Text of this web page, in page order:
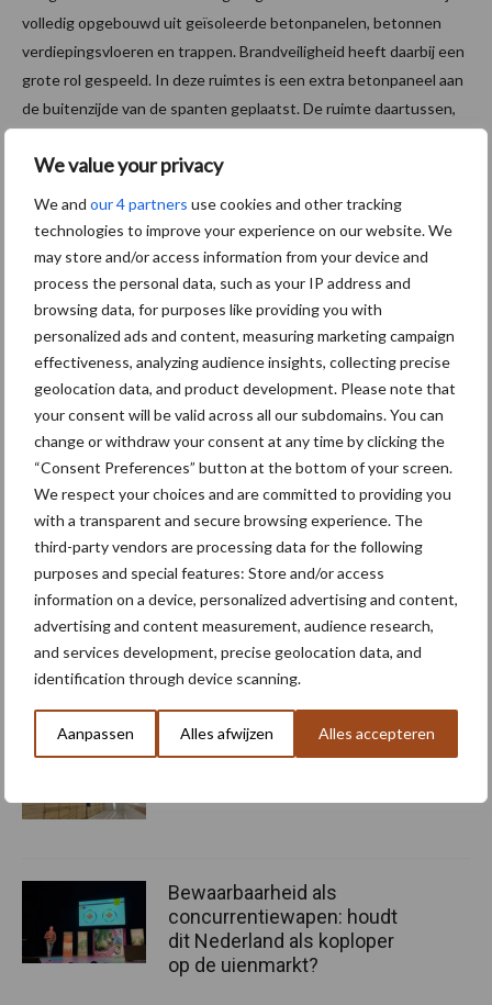
We value your privacy
We and our 4 partners use cookies and other tracking
technologies to improve your experience on our website. We
may store and/or access information from your device and
process the personal data, such as your IP address and
browsing data, for purposes like providing you with
personalized ads and content, measuring marketing campaign
effectiveness, analyzing audience insights, collecting precise
geolocation data, and product development. Please note that
your consent will be valid across all our subdomains. You can
change or withdraw your consent at any time by clicking the
“Consent Preferences” button at the bottom of your screen.
We respect your choices and are committed to providing you
with a transparent and secure browsing experience. The
third-party vendors are processing data for the following
purposes and special features: Store and/or access
information on a device, personalized advertising and content,
advertising and content measurement, audience research,
and services development, precise geolocation data, and
identification through device scanning.
Aanpassen Alles afwijzen Alles accepteren
volledig opgebouwd uit geïsoleerde betonpanelen, betonnen
verdiepingsvloeren en trappen. Brandveiligheid heeft daarbij een
grote rol gespeeld. In deze ruimtes is een extra betonpaneel aan
de buitenzijde van de spanten geplaatst. De ruimte daartussen,
Het gebouw staat aan een provinciale weg. Daarom is er, op
verzoek van de ondernemer, extra aandacht besteed aan de
uitstraling van de gevel. Onder de luifel zijn vier ronde stalen
palen geplaatst om een connectie te maken met de rest van het
gebouw. Deze hebben geen constructieve functie. Daarnaast zijn
de betonnen gevels van de aanbouwen bekleed met glazen
platen, waardoor het lijkt alsof er sprake is van een gehele
verdieping met een glazen vliesgevel. Om het achterliggende
beton te camoufleren, is het glas voorzien van een zwarte
coating. Op de begane grond zijn enkele ramen met zicht naar
buiten, maar ook ramen met alleen een kozijn en een glazen plaat.
was voor het aanzicht wel wenselijk.
Bron:DLV Advies
Aanbevolen voor jou! bewaring
“Geluidsreductie heeft de
Bewaarbaarheid als
concurrentiewapen: houdt
dit Nederland als koploper
op de uienmarkt?